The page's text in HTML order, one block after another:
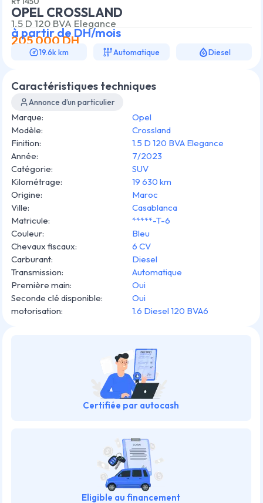
Caractéristiques techniques
Annonce d’un particulier
Marque:
Opel
Modèle:
Crossland
Finition:
1.5 D 120 BVA Elegance
Année:
7/2023
Catégorie:
SUV
Kilométrage:
19 630 km
Origine:
Maroc
Ville:
Casablanca
Matricule:
*****-T-6
Couleur:
Bleu
Chevaux fiscaux:
6 CV
Carburant:
Diesel
Transmission:
Automatique
Première main:
Oui
Seconde clé disponible:
Oui
motorisation: 1.6 Diesel 120 BVA6
Certifiée par autocash
Eligible au financement
OPEL CROSSLAND
1.5 D 120 BVA Elegance
à partir deDH/mois
205 000DH
19.6k km Automatique Diesel